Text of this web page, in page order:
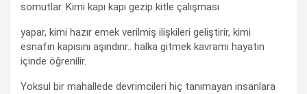
somutlar. Kimi kapı kapı gezip kitle çalışması
yapar, kimi hazır emek verilmiş ilişkileri geliştirir, kimi
esnafın kapısını aşındırır.. halka gitmek kavramı hayatın
içinde öğrenilir.
Yoksul bir mahallede devrimcileri hiç tanımayan insanlara